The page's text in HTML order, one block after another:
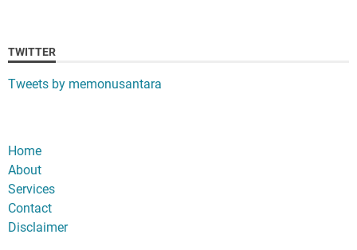
TWITTER
Tweets by memonusantara
Home
About
Services
Contact
Disclaimer